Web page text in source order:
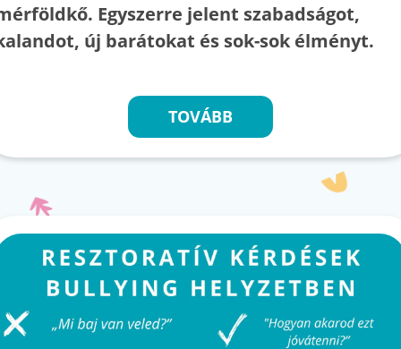
Egyszerre jelent szabadságot,
új barátokat és sok-sok élményt.
TOVÁBB